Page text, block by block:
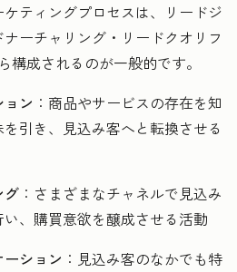
ティングプロセスは、リードジ
ーチャリング・リードクオリフ
構成されるのが一般的です。
ン ：商品やサービスの存在を知
引き、見込み客へと転換させる
グ ：さまざまなチャネルで見込み
、購買意欲を醸成させる活動
ション ：見込み客のなかでも特